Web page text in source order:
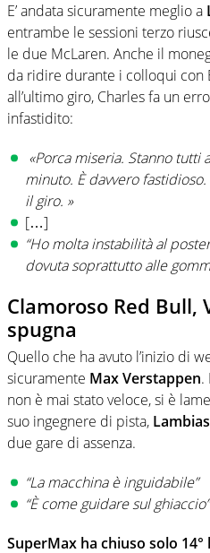
E’ andata sicuramente meglio a
entrambe le sessioni terzo
le due McLaren. Anche il
da ridire durante i colloqui con
all’ultimo giro, Charles fa un
infastidito:
«Porca miseria. Stanno tutti
minuto. È davvero
il giro. »
[…]
“Ho molta instabilità al
dovuta soprattutto alle
Clamoroso Red
spugna
Quello che ha avuto l’inizio di
sicuramente Max Verstappen.
non è mai stato veloce, si è
suo ingegnere di pista,
due gare di assenza.
“La macchina è inguidabile”
“È come guidare sul ghiaccio”
SuperMax ha chiuso solo 14°